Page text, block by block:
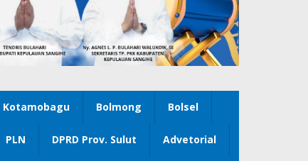
Kotamobagu Bolmong Bolsel
PLN DPRD Prov. Sulut Advetorial